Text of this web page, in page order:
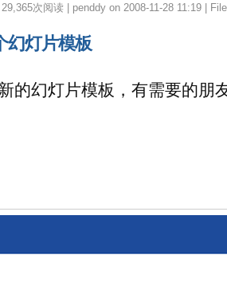
29,365次阅读 | penddy on 2008-11-28 11:19 |
幻灯片模板
的幻灯片模板，有需要的朋